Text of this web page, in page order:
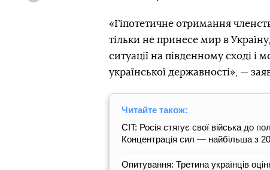
«Гіпотетичне отримання
тільки не принесе мир в
ситуації на південному сході і
української державності», —
Читайте також:
CIT: Росія стягує свої війська до
Концентрація сил — найбільша з
Опитування: Третина українців